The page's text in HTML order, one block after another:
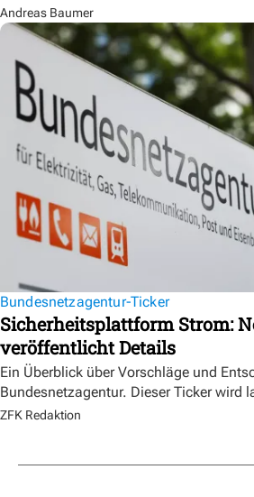
Andreas Baumer
Bundesnetzagentur-Ticker
Sicherheitsplattform Strom:
veröffentlicht Details
Ein Überblick über Vorschläge und
Bundesnetzagentur. Dieser Ticker wird
ZFK Redaktion